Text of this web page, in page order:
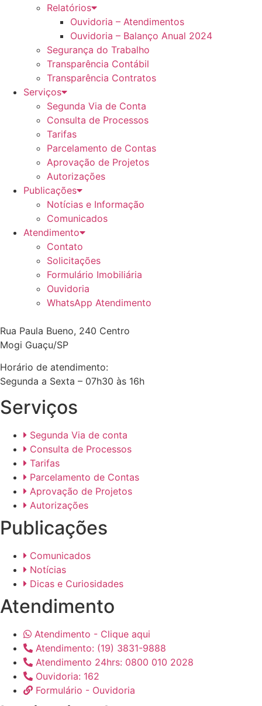
Relatórios
Ouvidoria – Atendimentos
Ouvidoria – Balanço Anual 2024
Segurança do Trabalho
Transparência Contábil
Transparência Contratos
Serviços
Segunda Via de Conta
Consulta de Processos
Tarifas
Parcelamento de Contas
Aprovação de Projetos
Autorizações
Publicações
Notícias e Informação
Comunicados
Atendimento
Contato
Solicitações
Formulário Imobiliária
Ouvidoria
WhatsApp Atendimento
Rua Paula Bueno, 240 Centro
Mogi Guaçu/SP
Horário de atendimento:
Segunda a Sexta – 07h30 às 16h
Serviços
Segunda Via de conta
Consulta de Processos
Tarifas
Parcelamento de Contas
Aprovação de Projetos
Autorizações
Publicações
Comunicados
Notícias
Dicas e Curiosidades
Atendimento
Atendimento - Clique aqui
Atendimento: (19) 3831-9888
Atendimento 24hrs: 0800 010 2028
Ouvidoria: 162
Formulário - Ouvidoria